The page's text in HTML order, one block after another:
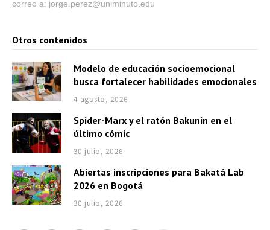
correo a: jorge.perez@uniminuto.edu
Otros contenidos
Modelo de educación socioemocional
busca fortalecer habilidades emocionales
4 agosto, 2026
Spider-Marx y el ratón Bakunin en el
último cómic
30 julio, 2026
Abiertas inscripciones para Bakatá Lab
2026 en Bogotá
30 julio, 2026